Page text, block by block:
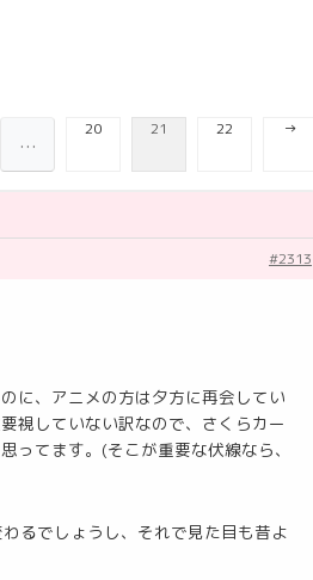
…
20 21 22 →
#2313
に、アニメの方は夕方に再会してい
視していない訳なので、さくらカー
ってます。(そこが重要な伏線なら、
るでしょうし、それで見た目も昔よ